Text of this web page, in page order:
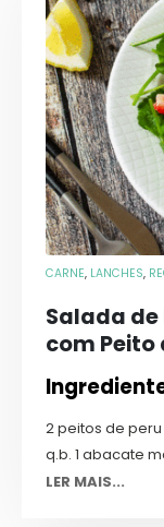
CARNE, LANCHES,
Salada
com Peito
2 peitos de
q.b. 1 abacate
LER MAIS...